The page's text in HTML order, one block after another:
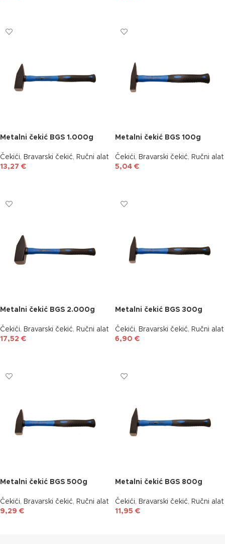
Metalni čekić BGS 1.000g
Čekići, Bravarski čekić, Ručni alat
13,27 €
Metalni čekić BGS 100g
Čekići, Bravarski čekić, Ručni alat
5,04 €
Metalni čekić BGS 2.000g
Čekići, Bravarski čekić, Ručni alat
17,52 €
Metalni čekić BGS 300g
Čekići, Bravarski čekić, Ručni alat
6,90 €
Metalni čekić BGS 500g
Čekići, Bravarski čekić, Ručni alat
9,29 €
Metalni čekić BGS 800g
Čekići, Bravarski čekić, Ručni alat
11,95 €